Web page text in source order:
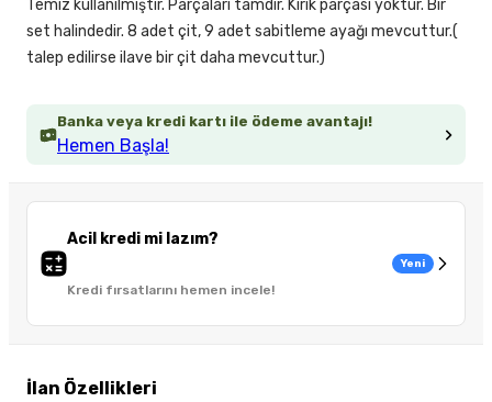
Banka veya kredi kartı ile ödeme avantajı!
Hemen Başla!
Acil kredi mi lazım?
Kredi fırsatlarını hemen incele!
Yeni
İlan Özellikleri
Temiz kullanılmıştır. Parçaları tamdır. Kırık parçası yoktur. Bir
set halindedir. 8 adet çit, 9 adet sabitleme ayağı mevcuttur.(
talep edilirse ilave bir çit daha mevcuttur.)